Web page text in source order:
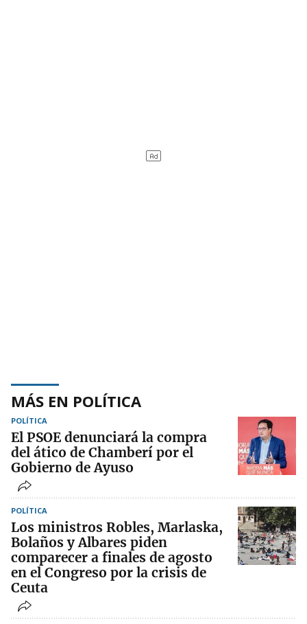
MÁS EN POLÍTICA
POLÍTICA
El PSOE denunciará la compra
del ático de Chamberí por el
Gobierno de Ayuso
POLÍTICA
Los ministros Robles, Marlaska,
Bolaños y Albares piden
comparecer a finales de agosto
en el Congreso por la crisis de
Ceuta